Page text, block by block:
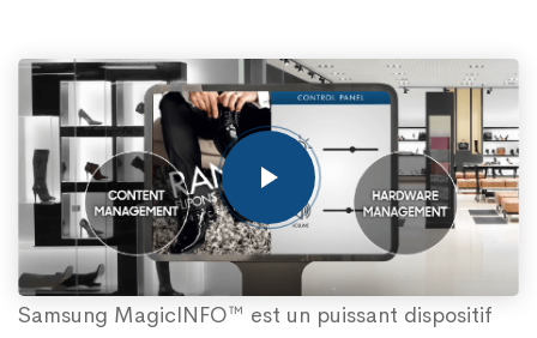
Samsung MagicINFO™ est un puissant dispositif